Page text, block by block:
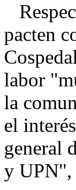
pacten
labor
la
el
general
y UPN",